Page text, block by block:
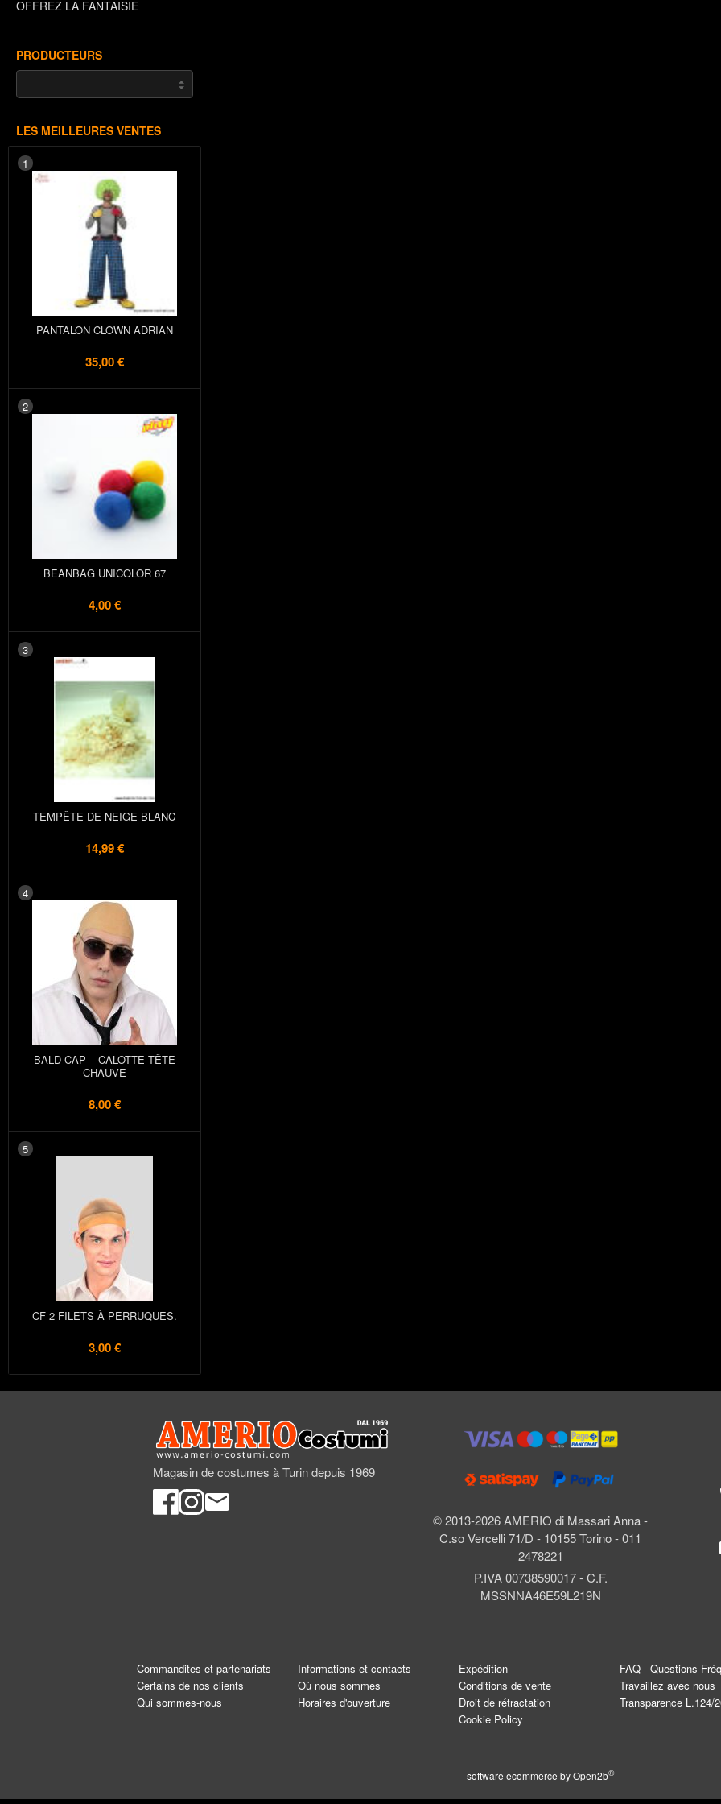
OFFREZ LA FANTAISIE
PRODUCTEURS
LES MEILLEURES VENTES
1
PANTALON CLOWN ADRIAN
35,00 €
2
BEANBAG UNICOLOR 67
4,00 €
3
TEMPÊTE DE NEIGE BLANC
14,99 €
4
BALD CAP – CALOTTE TÊTE
CHAUVE
8,00 €
5
CF 2 FILETS À PERRUQUES.
3,00 €
Magasin de costumes à Turin depuis 1969
© 2013-2026 AMERIO di Massari Anna -
C.so Vercelli 71/D - 10155 Torino - 011
2478221
P.IVA 00738590017 - C.F.
MSSNNA46E59L219N
Commandites et partenariats
Certains de nos clients
Qui sommes-nous
Informations et contacts
Où nous sommes
Horaires d'ouverture
Expédition
Conditions de vente
Droit de rétractation
Cookie Policy
FAQ - Questions
Travaillez avec nous
Transparence L.124/
software ecommerce byOpen2b®